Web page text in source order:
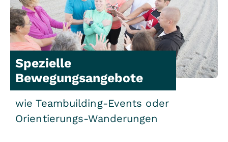
Spezielle
Bewegungsangebote
wie Teambuilding-Events oder
Orientierungs-Wanderungen